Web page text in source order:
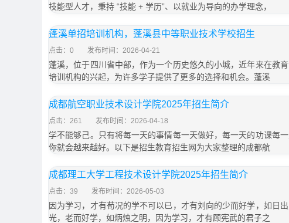
技能型人才，秉持 “技能 + 学历”、以就业为导向的办学理念，
蓬溪单招培训机构，蓬溪县中等职业技术学校招生
点击：0 发布时间：2026-04-21
蓬溪，位于四川省中部，作为一个历史悠久的小城，近年来在教
培训机构的兴起，为许多学子提供了更多的选择和机会。蓬溪
成都航空职业技术设计学院2025年招生简介
点击：261 发布时间：2026-04-18
学不能够己。只有将每一天的事情每一天做好，每一天的功课每
你就会越来越好。以下是招生教育招生网为大家整理的成都航
成都理工大学工程技术设计学院2025年招生简介
点击：39 发布时间：2026-05-03
因为学习，才有荀况的学不可以已，才有刘向的少而好学，如日
光，老而好学，如炳烛之明，因为学习，才有顾宪武的君子之